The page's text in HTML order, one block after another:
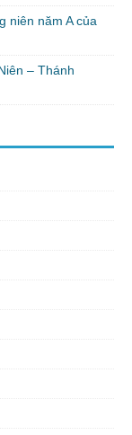
niên năm A của
– Thánh